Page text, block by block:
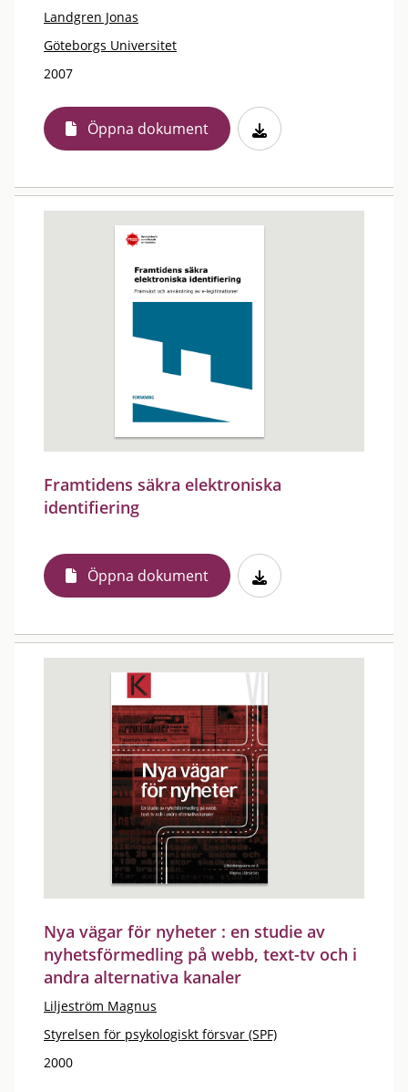
Landgren Jonas
Göteborgs Universitet
2007
Öppna dokument
Framtidens säkra elektroniska
identifiering
Öppna dokument
Nya vägar för nyheter : en studie av
nyhetsförmedling på webb, text-tv och i
andra alternativa kanaler
Liljeström Magnus
Styrelsen för psykologiskt försvar (SPF)
2000